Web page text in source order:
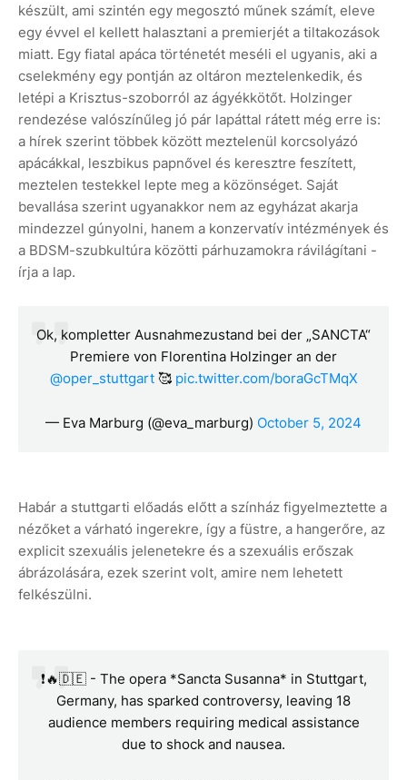
készült, ami szintén egy megosztó műnek számít, eleve
egy évvel el kellett halasztani a premierjét a tiltakozások
miatt. Egy fiatal apáca történetét meséli el ugyanis, aki a
cselekmény egy pontján az oltáron meztelenkedik, és
letépi a Krisztus-szoborról az ágyékkötőt. Holzinger
rendezése valószínűleg jó pár lapáttal rátett még erre is:
a hírek szerint többek között meztelenül korcsolyázó
apácákkal, leszbikus papnővel és keresztre feszített,
meztelen testekkel lepte meg a közönséget. Saját
bevallása szerint ugyanakkor nem az egyházat akarja
mindezzel gúnyolni, hanem a konzervatív intézmények és
a BDSM-szubkultúra közötti párhuzamokra rávilágítani -
írja a lap.
Ok, kompletter Ausnahmezustand bei der „SANCTA“
Premiere von Florentina Holzinger an der
@oper_stuttgart🥰 pic.twitter.com/boraGcTMqX
— Eva Marburg (@eva_marburg) October 5, 2024
Habár a stuttgarti előadás előtt a színház figyelmeztette a
nézőket a várható ingerekre, így a füstre, a hangerőre, az
explicit szexuális jelenetekre és a szexuális erőszak
ábrázolására, ezek szerint volt, amire nem lehetett
felkészülni.
❗️🔥🇩🇪 - The opera *Sancta Susanna* in Stuttgart,
Germany, has sparked controversy, leaving 18
audience members requiring medical assistance
due to shock and nausea.